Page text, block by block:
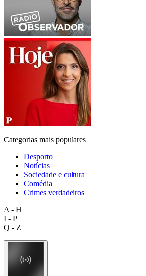
Categorias mais populares
Desporto
Notícias
Sociedade e cultura
Comédia
Crimes verdadeiros
A - H
I - P
Q - Z